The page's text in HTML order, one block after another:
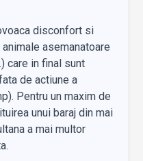
disconfort si
asemanatoare
care in final sunt
de actiune a
Pentru un maxim de
unui baraj din mai
a mai multor